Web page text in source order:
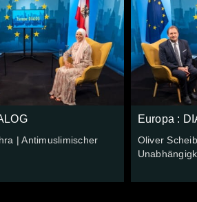
| Antimuslimischer
Europa :
Oliver